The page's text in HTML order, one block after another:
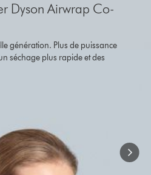
Dyson Airwrap Co-
génération. Plus de puissance
séchage plus rapide et des